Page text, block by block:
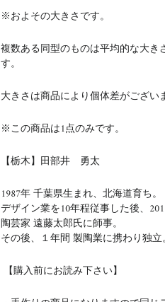
※およその大きさです。
複数ある同型のものは平均的な大き
す。
大きさは商品により個体差がござい
※この商品は1点のみです。
【栃木】田部井 勇太
1987年 千葉県生まれ、北海道育ち。
デザイン業を10年程従事した後、
陶芸家 遠藤太郎氏に師事。
その後、１年間 製陶業に携わり独立。
【購入前にお読み下さい】